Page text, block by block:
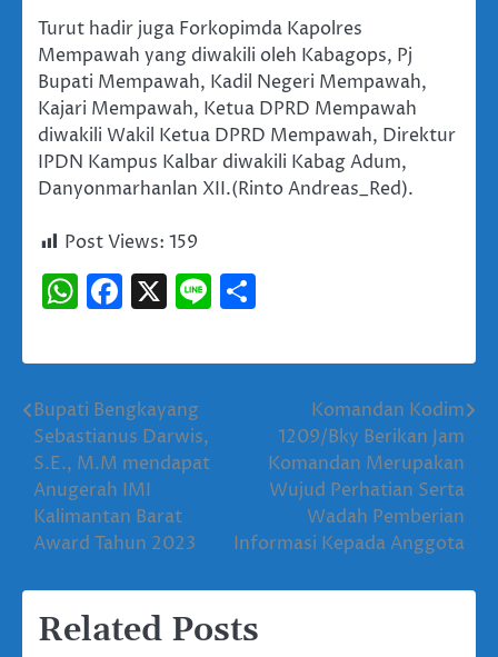
Turut hadir juga Forkopimda Kapolres
Mempawah yang diwakili oleh Kabagops, Pj
Bupati Mempawah, Kadil Negeri Mempawah,
Kajari Mempawah, Ketua DPRD Mempawah
diwakili Wakil Ketua DPRD Mempawah, Direktur
IPDN Kampus Kalbar diwakili Kabag Adum,
Danyonmarhanlan XII.(Rinto Andreas_Red).
Post Views: 159
WhatsApp
Facebook
X Line
Navigasi
pos
Bupati Bengkayang
Sebastianus Darwis,
S.E., M.M mendapat
Anugerah IMI
Kalimantan Barat
Award Tahun 2023
Komandan Kodim
1209/Bky Berikan Jam
Komandan Merupakan
Wujud Perhatian Serta
Wadah Pemberian
Informasi Kepada Anggota
Related Posts